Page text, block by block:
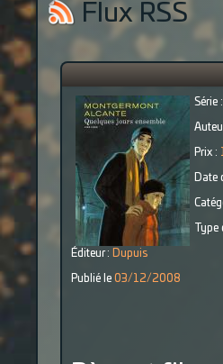
Flux RSS
Série :
Prix :
Date
Type
Éditeur : Dupuis
Publié le 03/12/2008